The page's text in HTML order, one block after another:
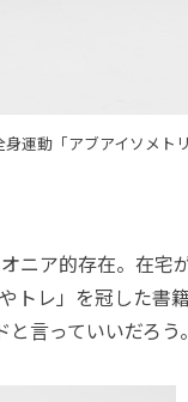
運動「アブアイソメト
ニア的存在。在宅
トレ」を冠した書
言っていいだろう